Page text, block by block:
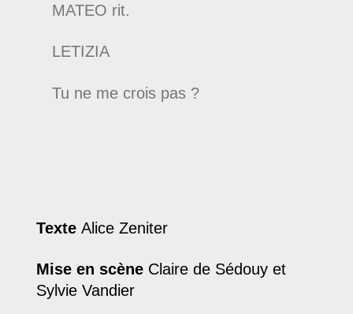
MATEO rit.
LETIZIA
Tu ne me crois pas ?
TexteAlice Zeniter
Mise en scène Claire de Sédouy et
Sylvie Vandier